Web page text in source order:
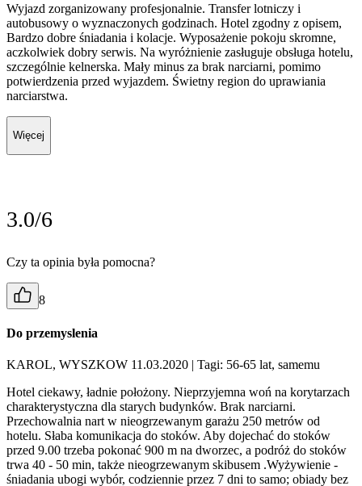
Wyjazd zorganizowany profesjonalnie. Transfer lotniczy i
autobusowy o wyznaczonych godzinach. Hotel zgodny z opisem,
Bardzo dobre śniadania i kolacje. Wyposażenie pokoju skromne,
aczkolwiek dobry serwis. Na wyróżnienie zasługuje obsługa hotelu,
szczególnie kelnerska. Mały minus za brak narciarni, pomimo
potwierdzenia przed wyjazdem. Świetny region do uprawiania
narciarstwa.
Więcej
3.0/6
Czy ta opinia była pomocna?
8
Do przemyslenia
KAROL, WYSZKOW 11.03.2020 | Tagi: 56-65 lat, samemu
Hotel ciekawy, ładnie położony. Nieprzyjemna woń na korytarzach
charakterystyczna dla starych budynków. Brak narciarni.
Przechowalnia nart w nieogrzewanym garażu 250 metrów od
hotelu. Słaba komunikacja do stoków. Aby dojechać do stoków
przed 9.00 trzeba pokonać 900 m na dworzec, a podróż do stoków
trwa 40 - 50 min, także nieogrzewanym skibusem .Wyżywienie -
śniadania ubogi wybór, codziennie przez 7 dni to samo; obiady bez